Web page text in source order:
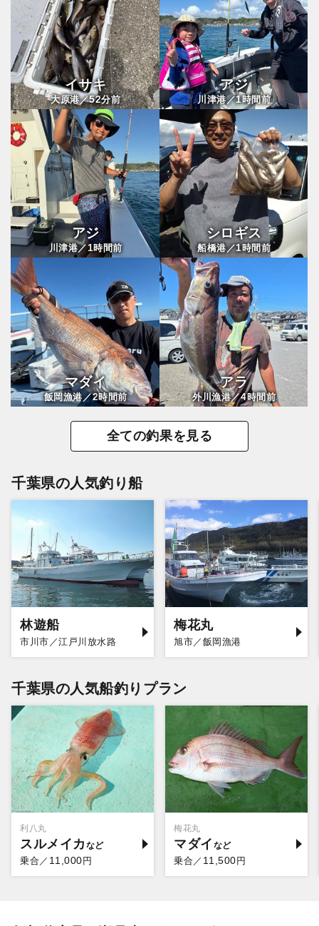
イサキ
大原港／52分前
アジ
川津港／1時間前
アジ
川津港／1時間前
シロギス
船橋港／1時間前
マダイ
飯岡漁港／2時間前
アラ
外川漁港／4時間前
全ての釣果を見る
千葉県の人気釣り船
林遊船
市川市／江戸川放水路
梅花丸
旭市／飯岡漁港
千葉県の人気船釣りプラン
利八丸
スルメイカ
乗合／ 11,000円
梅花丸
マダイ
乗合／ 11,500円